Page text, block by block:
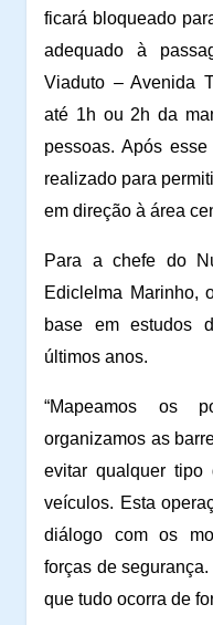
ficará bloqueado
adequado à
Viaduto – Avenida
até 1h ou 2h da
pessoas. Após
realizado para
em direção à área
Para a chefe do
Ediclelma Marinho,
base em estudos
últimos anos.
“Mapeamos os
organizamos as
evitar qualquer tipo
veículos. Esta
diálogo com os
forças de
que tudo ocorra de